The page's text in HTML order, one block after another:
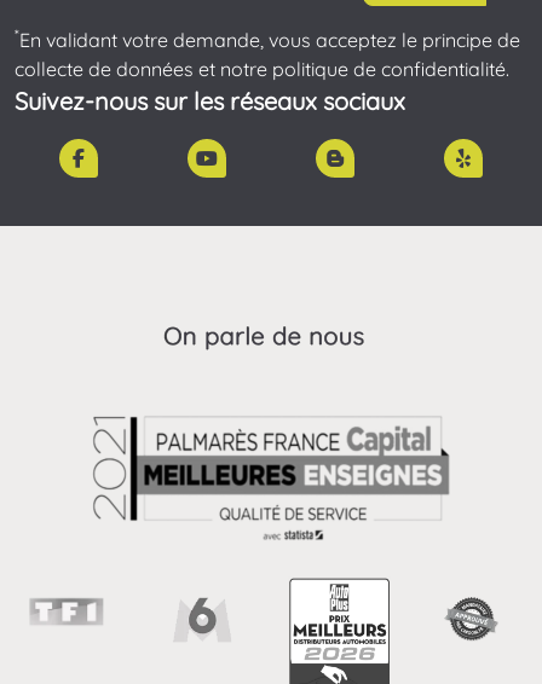
*En validant votre demande, vous acceptez le principe de
collecte de données et notre politique de confidentialité.
Suivez-nous sur les réseaux sociaux